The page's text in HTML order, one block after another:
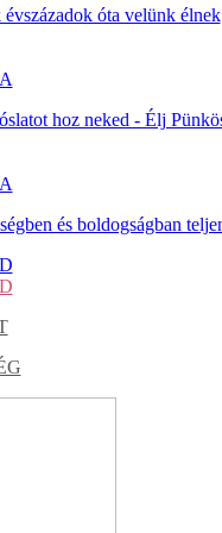
óta velünk élnek
hoz neked - Élj
és boldogságban